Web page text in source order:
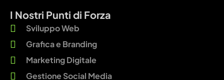
I Nostri Punti di Forza
Sviluppo Web
Grafica e Branding
Marketing Digitale
Gestione Social Media